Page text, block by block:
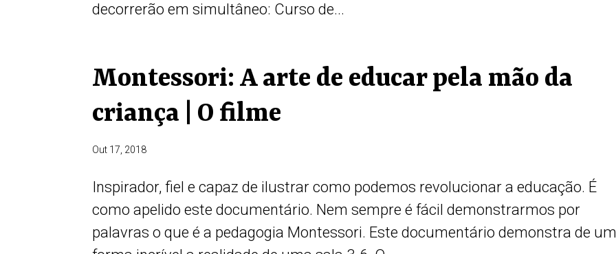
decorrerão em simultâneo: Curso de...
Montessori: A arte de educar pela mão da
criança | O filme
Out 17, 2018
Inspirador, fiel e capaz de ilustrar como podemos revolucionar a educação. É
como apelido este documentário. Nem sempre é fácil demonstrarmos por
palavras o que é a pedagogia Montessori. Este documentário demonstra de